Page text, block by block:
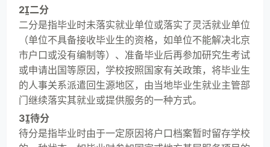
2二分
二分是指毕业时未落实就业单位或落实了灵活就业单位
（单位不具备接收毕业生的资格，如单位不能解决北京
市户口或没有编制等）、准备毕业后再参加研究生考试
或申请出国等原因，学校按照国家有关政策，将毕业生
的人事关系派遣回生源地区，由当地毕业生就业主管部
门继续落实其就业或提供服务的一种方式。
3待分
待分是指毕业时由于一定原因将户口档案暂时留存学校